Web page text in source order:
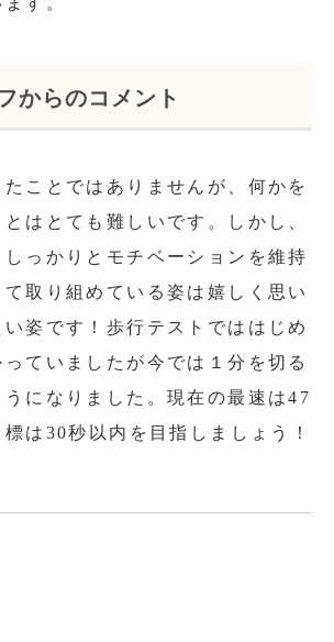
からのコメント
たことではありませんが、何かを
はとても難しいです。しかし、
っかりとモチベーションを維持
て取り組めている姿は嬉しく思い
い姿です！歩行テストでははじめ
ていましたが今では１分を切る
になりました。現在の最速は47
は30秒以内を目指しましょう！